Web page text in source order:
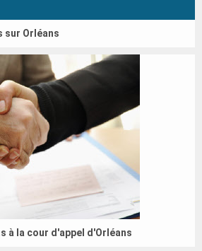
sur Orléans
à la cour d'appel d'Orléans